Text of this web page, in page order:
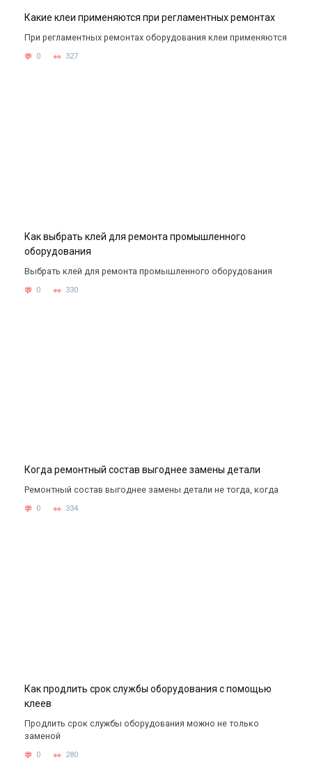
Какие клеи применяются при регламентных ремонтах
При регламентных ремонтах оборудования клеи применяются
0 327
Как выбрать клей для ремонта промышленного
оборудования
Выбрать клей для ремонта промышленного оборудования
0 330
Когда ремонтный состав выгоднее замены детали
Ремонтный состав выгоднее замены детали не тогда, когда
0 334
Как продлить срок службы оборудования с помощью
клеев
Продлить срок службы оборудования можно не только
заменой
0 280